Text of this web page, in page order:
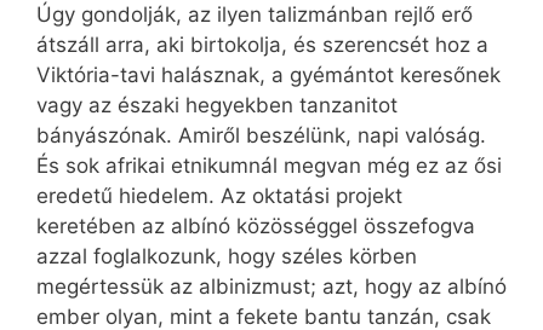
Úgy gondolják, az ilyen talizmánban rejlő erő
átszáll arra, aki birtokolja, és szerencsét hoz a
Viktória-tavi halásznak, a gyémántot keresőnek
vagy az északi hegyekben tanzanitot
bányászónak. Amiről beszélünk, napi valóság.
És sok afrikai etnikumnál megvan még ez az ősi
eredetű hiedelem. Az oktatási projekt
keretében az albínó közösséggel összefogva
azzal foglalkozunk, hogy széles körben
megértessük az albinizmust; azt, hogy az albínó
ember olyan, mint a fekete bantu tanzán, csak